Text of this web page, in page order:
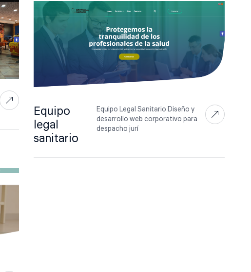
Equipo
legal
sanitario
Equipo Legal Sanitario Diseño y
desarrollo web corporativo para
despacho jurí